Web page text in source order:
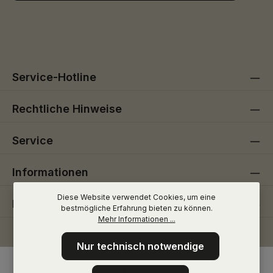
Service-Hotline
Rechtliche Hinweise
Service
Informationen
Folge uns
Diese Website verwendet Cookies, um eine
bestmögliche Erfahrung bieten zu können.
Mehr Informationen ...
Nur technisch notwendige